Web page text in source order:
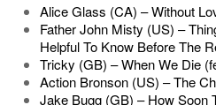
Alice Glass (CA) – Without
Father John Misty (US) –
Helpful To Know Before The
Tricky (GB) – When We Die
Action Bronson (US) – The
Jake Bugg (GB) – How Soon